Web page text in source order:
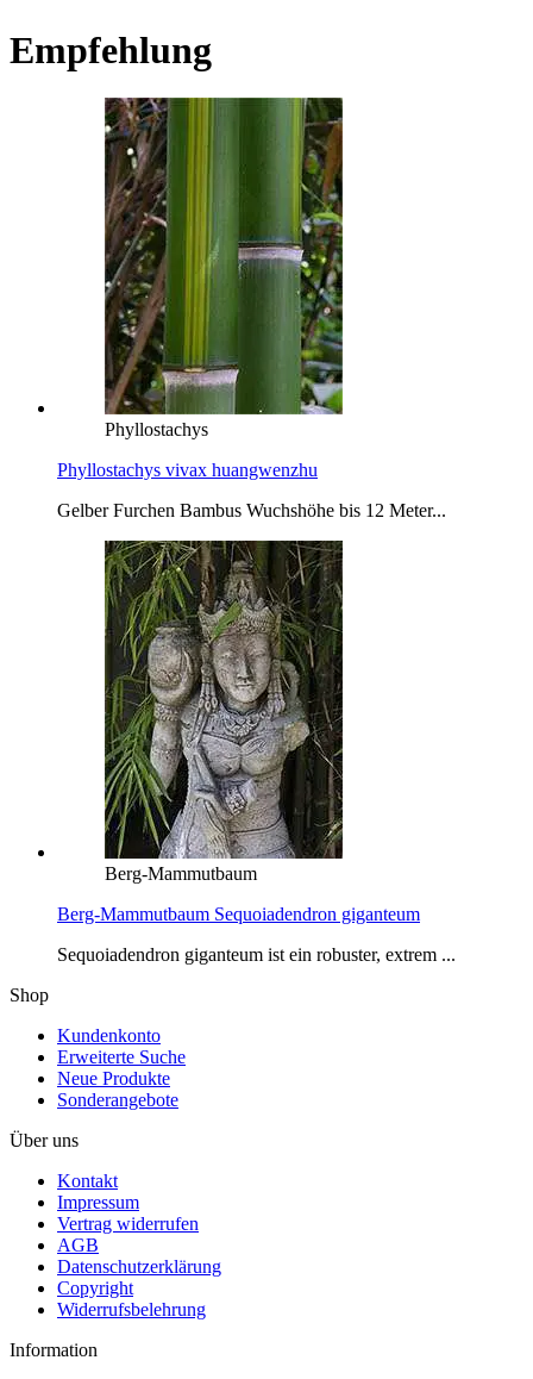
Empfehlung
Phyllostachys
Phyllostachys vivax huangwenzhu
Gelber Furchen Bambus Wuchshöhe bis 12 Meter...
Berg-Mammutbaum
Berg-Mammutbaum Sequoiadendron giganteum
Sequoiadendron giganteum ist ein robuster, extrem ...
Shop
Kundenkonto
Erweiterte Suche
Neue Produkte
Sonderangebote
Über uns
Kontakt
Impressum
Vertrag widerrufen
AGB
Datenschutzerklärung
Copyright
Widerrufsbelehrung
Information